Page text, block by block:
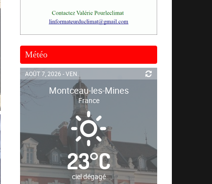
Météo
AOÛT 7, 2026 - VEN.
Montceau-les-Mines
France
23°C
ciel dégagé